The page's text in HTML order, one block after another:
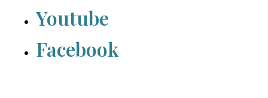
Youtube
Facebook